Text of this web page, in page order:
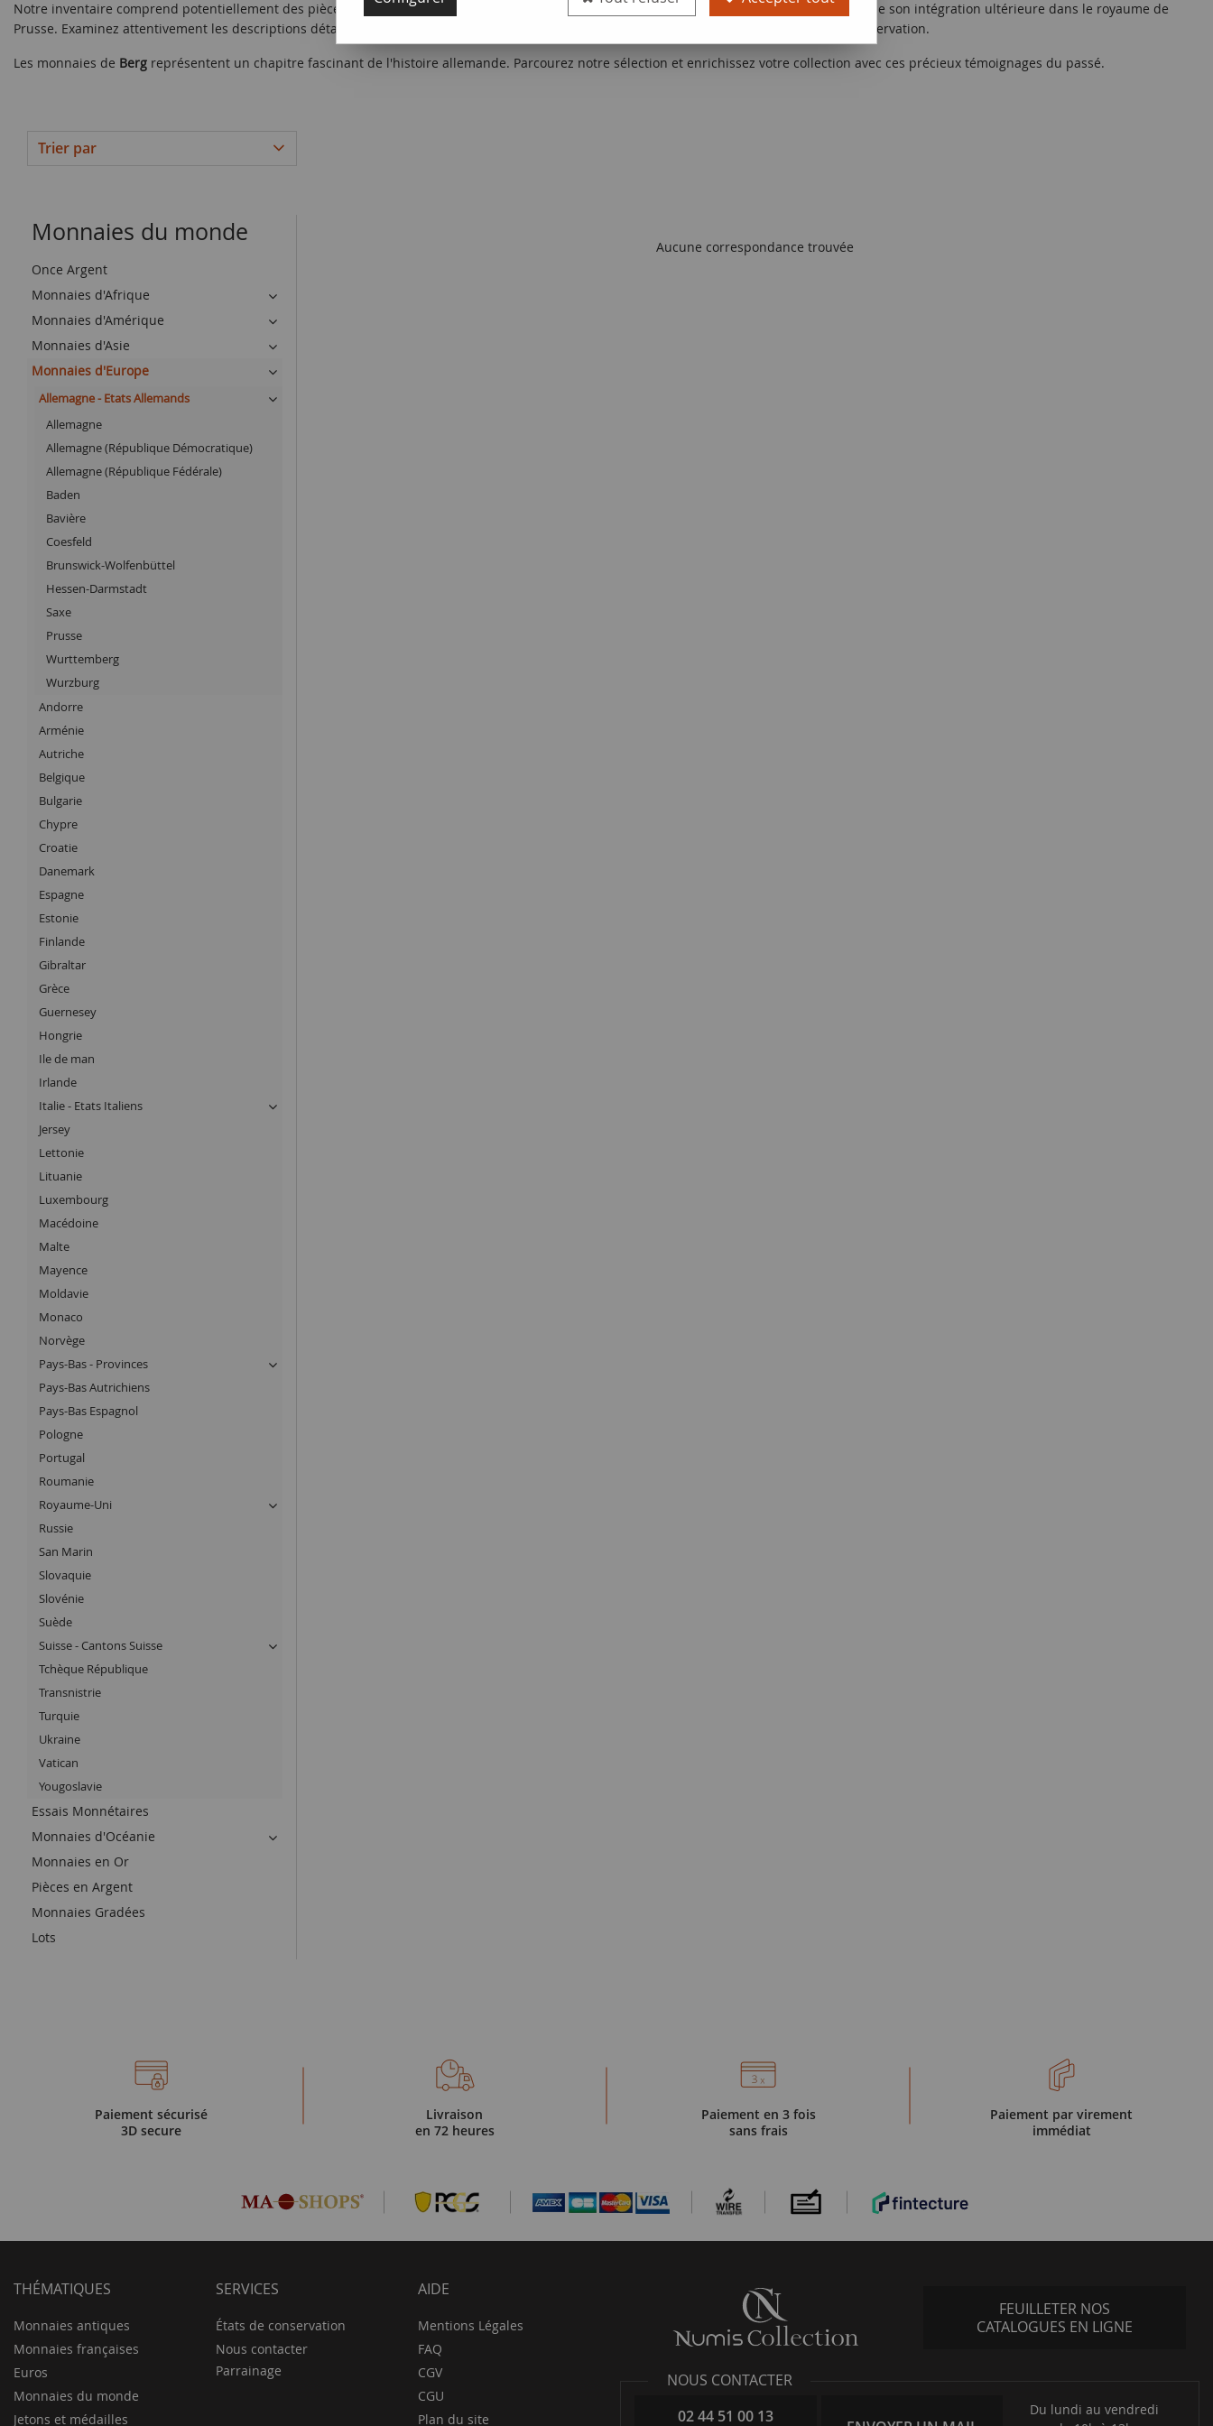
Notre inventaire comprend potentiellement des pièces rares et recherchées, témoignant de l'histoire de Berg au sein des Etats Allemands et de son intégration ultérieure dans le royaume de
Prusse. Examinez attentivement les descriptions détaillées et les images de chaque pièce pour apprécier leur authenticité et leur état de conservation.
Les monnaies de Berg représentent un chapitre fascinant de l'histoire allemande. Parcourez notre sélection et enrichissez votre collection avec ces précieux témoignages du passé.
Trier par
Monnaies du monde
Once Argent
Monnaies d'Afrique
Monnaies d'Amérique
Monnaies d'Asie
Monnaies d'Europe
Allemagne - Etats Allemands
Allemagne
Allemagne (République Démocratique)
Allemagne (République Fédérale)
Baden
Bavière
Coesfeld
Brunswick-Wolfenbüttel
Hessen-Darmstadt
Saxe
Prusse
Wurttemberg
Wurzburg
Andorre
Arménie
Autriche
Belgique
Bulgarie
Chypre
Croatie
Danemark
Espagne
Estonie
Finlande
Gibraltar
Grèce
Guernesey
Hongrie
Ile de man
Irlande
Italie - Etats Italiens
Jersey
Lettonie
Lituanie
Luxembourg
Macédoine
Malte
Mayence
Moldavie
Monaco
Norvège
Pays-Bas - Provinces
Pays-Bas Autrichiens
Pays-Bas Espagnol
Pologne
Portugal
Roumanie
Royaume-Uni
Russie
San Marin
Slovaquie
Slovénie
Suède
Suisse - Cantons Suisse
Tchèque République
Transnistrie
Turquie
Ukraine
Vatican
Yougoslavie
Essais Monnétaires
Monnaies d'Océanie
Monnaies en Or
Pièces en Argent
Monnaies Gradées
Lots
Aucune correspondance trouvée
Paiement sécurisé
3D secure
Livraison
en 72 heures
Paiement en 3 fois
sans frais
Paiement par virement
immédiat
THÉMATIQUES
Monnaies antiques
Monnaies françaises
Euros
Monnaies du monde
Jetons et médailles
SERVICES
États de conservation
Nous contacter
Parrainage
AIDE
Mentions Légales
FAQ
CGV
CGU
Plan du site
FEUILLETER NOS
CATALOGUES EN LIGNE
NOUS CONTACTER
02 44 51 00 13
Du lundi au vendredi